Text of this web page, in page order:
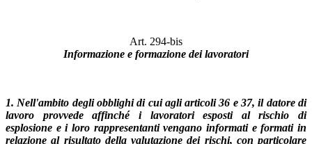
Art. 294-bis
Informazione e formazione dei lavoratori
1. Nell'ambito degli obblighi di cui agli articoli 36 e 37, il datore di
lavoro provvede affinché i lavoratori esposti al rischio di
esplosione e i loro rappresentanti vengano informati e formati in
relazione al risultato della valutazione dei rischi, con particolare